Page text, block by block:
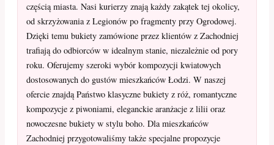
częścią miasta. Nasi kurierzy znają każdy zakątek tej okolicy,
od skrzyżowania z Legionów po fragmenty przy Ogrodowej.
Dzięki temu bukiety zamówione przez klientów z Zachodniej
trafiają do odbiorców w idealnym stanie, niezależnie od pory
roku. Oferujemy szeroki wybór kompozycji kwiatowych
dostosowanych do gustów mieszkańców Łodzi. W naszej
ofercie znajdą Państwo klasyczne bukiety z róż, romantyczne
kompozycje z piwoniami, eleganckie aranżacje z lilii oraz
nowoczesne bukiety w stylu boho. Dla mieszkańców
Zachodniej przygotowaliśmy także specjalne propozycje